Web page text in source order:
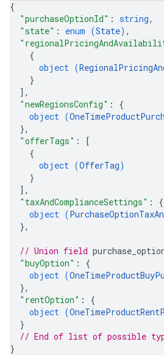
{
"purchaseOptionId" : string,
"state" : enum (State) ,
{
object (
}
] ,
"newRegionsConfig" : {
object (
},
"offerTags" :
[
{
object (OfferTag)
}
] ,
"taxAndComplianceSettings" : {
object (
},
// Union field
"buyOption" : {
object (
},
"rentOption" : {
object (
}
// End of list of possible
}